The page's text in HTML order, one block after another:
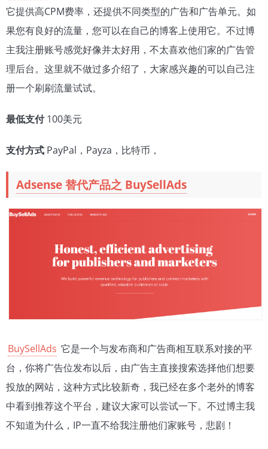
它提供高CPM费率，还提供不同类型的广告和广告单元。如
果您有良好的流量，您可以在自己的博客上使用它。不过博
主我注册账号感觉好像并太好用，不太喜欢他们家的广告管
理后台。这里就不做过多介绍了，大家感兴趣的可以自己注
册一个刷刷流量试试。
最低支付100美元
支付方式 PayPal，Payza，比特币，
Adsense 替代产品之 BuySellAds
BuySellAds 它是一个与发布商和广告商相互联系对接的平
台，你将广告位发布以后，由广告主直接搜索选择他们想要
投放的网站，这种方式比较新奇，我已经在多个老外的博客
中看到推荐这个平台，建议大家可以尝试一下。不过博主我
不知道为什么，IP一直不给我注册他们家账号，悲剧！